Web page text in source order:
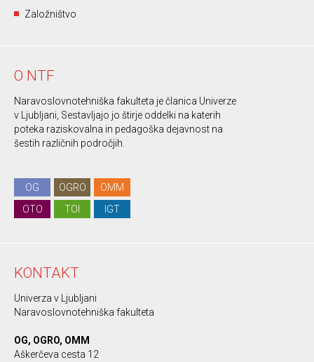
Založništvo
O NTF
Naravoslovnotehniška fakulteta je članica Univerze
v Ljubljani, Sestavljajo jo štirje oddelki na katerih
poteka raziskovalna in pedagoška dejavnost na
šestih različnih področjih.
OG OGRO
OMM
OTO
TOI IGT
KONTAKT
Univerza v Ljubljani
Naravoslovnotehniška fakulteta
OG, OGRO, OMM
Aškerčeva cesta 12